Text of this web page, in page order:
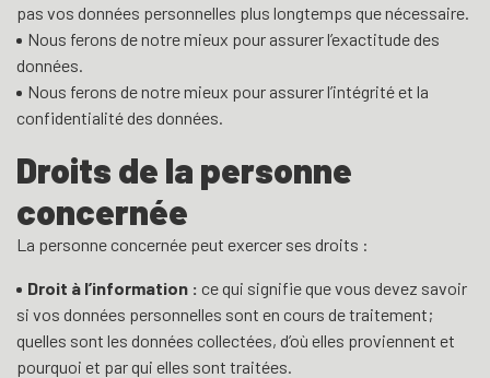
pas vos données personnelles plus longtemps que nécessaire.
Nous ferons de notre mieux pour assurer l’exactitude des
données.
Nous ferons de notre mieux pour assurer l’intégrité et la
confidentialité des données.
Droits de la personne
concernée
La personne concernée peut exercer ses droits :
Droit à l’information : ce qui signifie que vous devez savoir
si vos données personnelles sont en cours de traitement;
quelles sont les données collectées, d’où elles proviennent et
pourquoi et par qui elles sont traitées.